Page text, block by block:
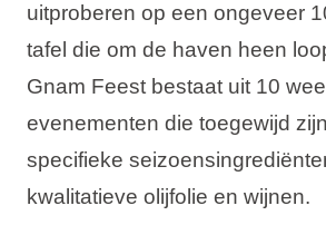
uitproberen op een ongeveer
tafel die om de haven heen
Gnam Feest bestaat uit 10
evenementen die toegewijd
specifieke
kwalitatieve olijfolie en wijnen.